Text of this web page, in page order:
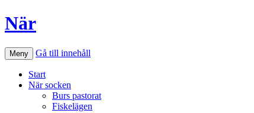
När
Meny Gå till innehåll
Start
När socken
Burs pastorat
Fiskelägen